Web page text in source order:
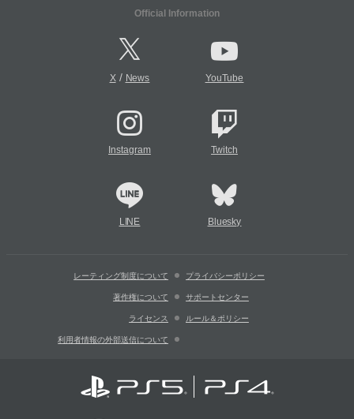
Official Information
X/ News YouTube
Instagram Twitch
LINE Bluesky
レーティング制度について プライバシーポリシー
著作権について サポートセンター
ライセンス ルール＆ポリシー
利用者情報の外部送信について